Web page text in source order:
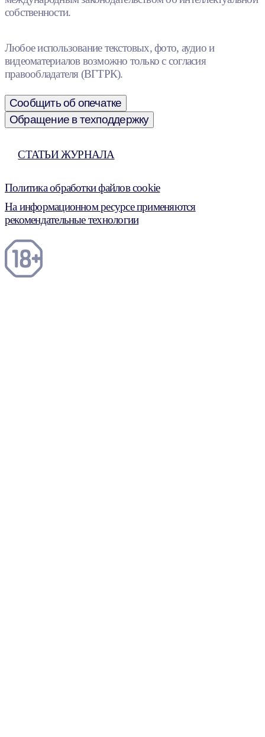
собственности.
Любое использование текстовых, фото, аудио и
видеоматериалов возможно только с согласия
правообладателя (ВГТРК).
Сообщить об опечатке
Обращение в техподдержку
СТАТЬИ ЖУРНАЛА
Политика обработки файлов cookie
На информационном ресурсе применяются
рекомендательные технологии